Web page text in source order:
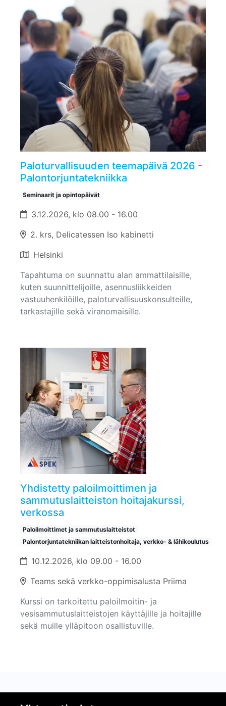
Paloturvallisuuden teemapäivä 2026 -
Palontorjuntatekniikka
Seminaarit ja opintopäivät
3.12.2026, klo 08.00 - 16.00
2. krs, Delicatessen Iso kabinetti
Helsinki
Tapahtuma on suunnattu alan ammattilaisille,
kuten suunnittelijoille, asennusliikkeiden
vastuuhenkilöille, paloturvallisuuskonsulteille,
tarkastajille sekä viranomaisille.
Yhdistetty paloilmoittimen ja
sammutuslaitteiston hoitajakurssi,
verkossa
Paloilmoittimet ja sammutuslaitteistot
Palontorjuntatekniikan laitteistonhoitaja, verkko- & lähikoulutus
10.12.2026, klo 09.00 - 16.00
Teams sekä verkko-oppimisalusta Priima
Kurssi on tarkoitettu paloilmoitin- ja
vesisammutuslaitteistojen käyttäjille ja hoitajille
sekä muille ylläpitoon osallistuville.